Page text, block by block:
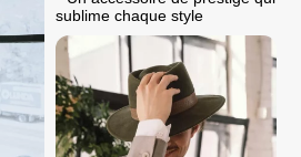
sublime chaque style